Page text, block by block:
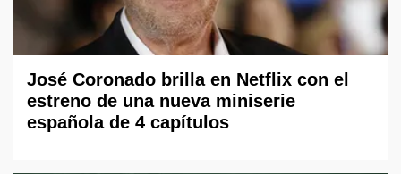
José Coronado brilla en Netflix con el
estreno de una nueva miniserie
española de 4 capítulos